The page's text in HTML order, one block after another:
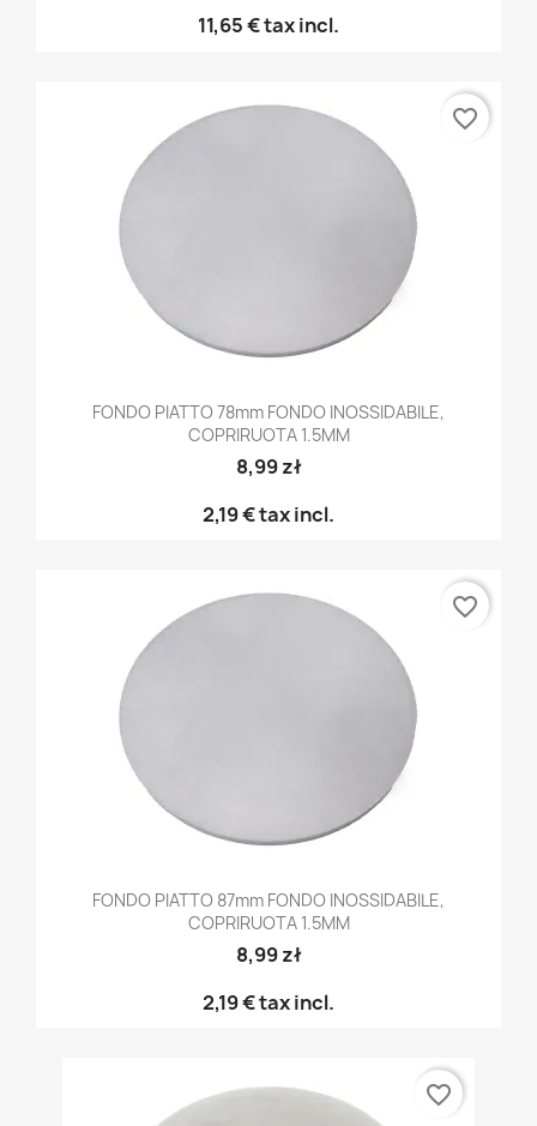
11,65 €tax incl.
FONDO PIATTO 78mm FONDO INOSSIDABILE,
COPRIRUOTA 1.5MM
8,99 zł
2,19 €tax incl.
favorite_border
FONDO PIATTO 87mm FONDO INOSSIDABILE,
COPRIRUOTA 1.5MM
8,99 zł
2,19 €tax incl.
favorite_border
favorite_border